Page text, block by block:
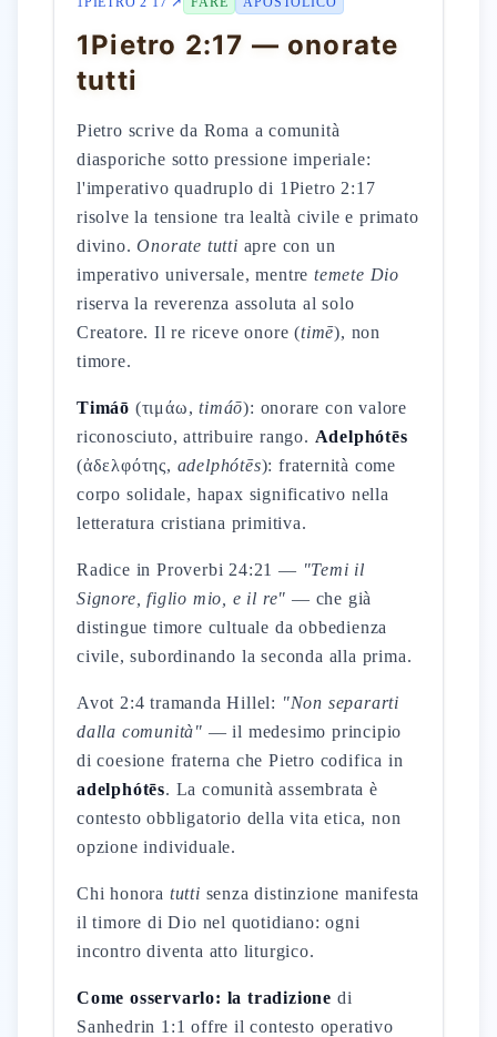
1Pietro 2:17 — onorate
tutti
Pietro scrive da Roma a comunità
diasporiche sotto pressione imperiale:
l'imperativo quadruplo di 1Pietro 2:17
risolve la tensione tra lealtà civile e primato
divino.Onorate tutti apre con un
imperativo universale, mentretemete Dio
riserva la reverenza assoluta al solo
Creatore. Il re riceve onore (timē), non
timore.
Timáō (τιμάω,timáō): onorare con valore
riconosciuto, attribuire rango. Adelphótēs
(ἀδελφότης, adelphótēs): fraternità come
corpo solidale, hapax significativo nella
letteratura cristiana primitiva.
Radice in Proverbi 24:21 — "Temi il
Signore, figlio mio, e il re" — che già
distingue timore cultuale da obbedienza
civile, subordinando la seconda alla prima.
Avot 2:4 tramanda Hillel: "Non separarti
dalla comunità" — il medesimo principio
di coesione fraterna che Pietro codifica in
adelphótēs. La comunità assembrata è
contesto obbligatorio della vita etica, non
opzione individuale.
Chi honora tutti senza distinzione manifesta
il timore di Dio nel quotidiano: ogni
incontro diventa atto liturgico.
Come osservarlo: la tradizione di
Sanhedrin 1:1 offre il contesto operativo